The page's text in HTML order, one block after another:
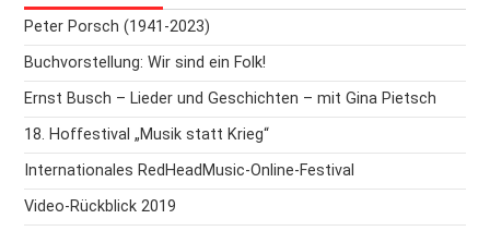
Peter Porsch (1941-2023)
Buchvorstellung: Wir sind ein Folk!
Ernst Busch – Lieder und Geschichten – mit Gina Pietsch
18. Hoffestival „Musik statt Krieg“
Internationales RedHeadMusic-Online-Festival
Video-Rückblick 2019